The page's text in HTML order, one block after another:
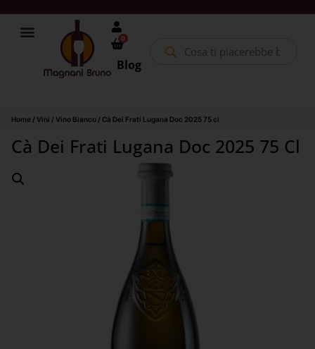
0
Blog
Home / Vini / Vino Bianco / Cà Dei Frati Lugana Doc 2025 75 cl
Cà Dei Frati Lugana Doc 2025 75 Cl